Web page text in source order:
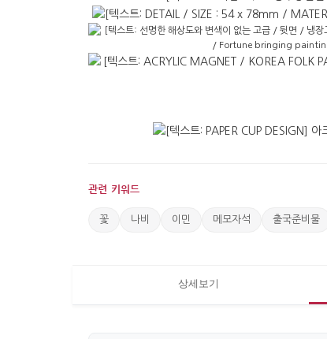
관련 키워드
꽃 나비 이민 메모자석 출국준비물
상세보기